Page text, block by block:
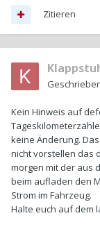
Zitieren
Kein Hinweis auf
keine Änderung.
nicht vorstellen das
morgen mit der aus
beim aufladen den
Strom im Fahrzeug.
Halte euch auf dem